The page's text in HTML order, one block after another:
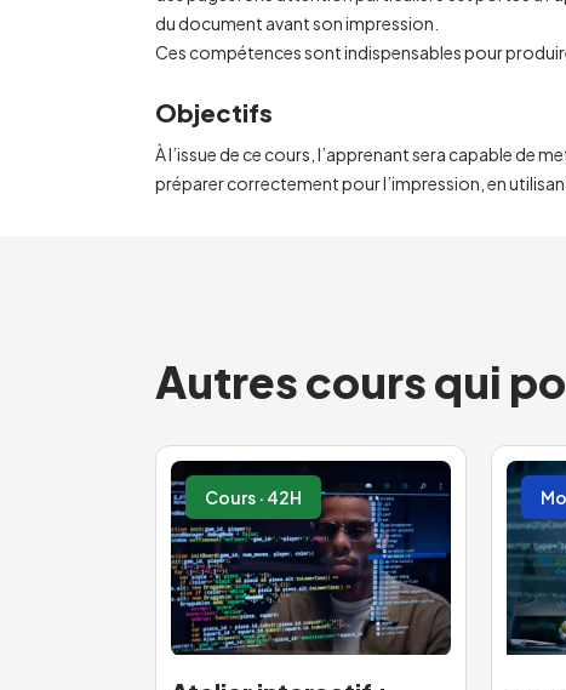
du document avant son impression.
Ces compétences sont indispensables pour
Objectifs
À l’issue de ce cours, l’apprenant sera capable de
préparer correctement pour l’impression, en
Autres cours qui
Cours · 42H